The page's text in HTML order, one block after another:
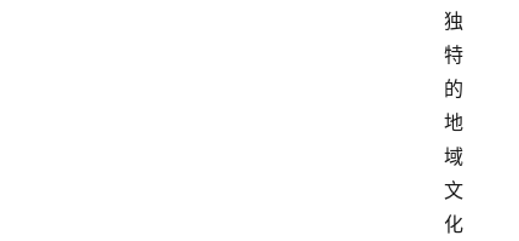
独
特
的
地
域
文
化